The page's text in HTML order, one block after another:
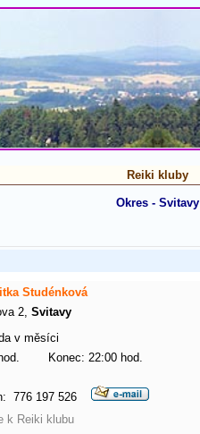
Reiki kluby
Okres - Svitavy
Studénková
2, Svitavy
v měsíci
hod. Konec: 22:00 hod.
776 197 526
k Reiki klubu